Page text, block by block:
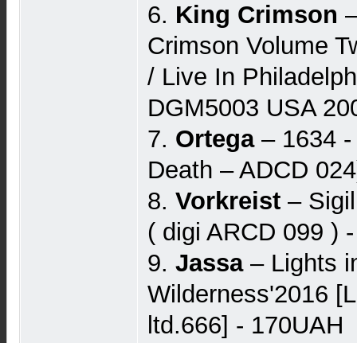
6. King Crimson
Crimson Volume
/ Live In
DGM5003 USA
7. Ortega– 1634 -
Death – ADCD
8. Vorkreist ‎–
( digi ARCD 099 )
9. Jassa ‎– Lights
Wilderness'2016
ltd.666] - 170UAH